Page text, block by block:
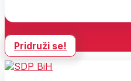
Pridruži se!